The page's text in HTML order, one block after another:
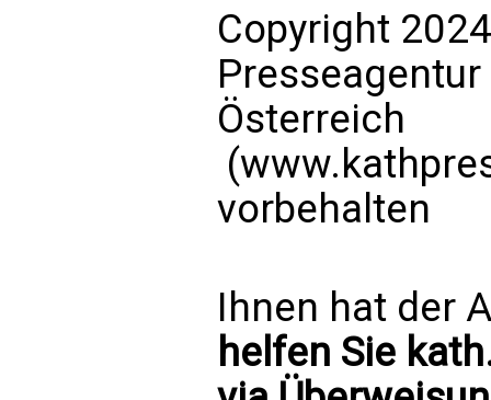
Copyright
Presseagentur
Österreich
vorbehalten
Ihnen hat der
helfen Sie